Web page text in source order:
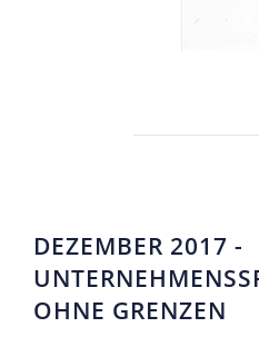
DEZEMBER 2017 -
OHNE GRENZEN